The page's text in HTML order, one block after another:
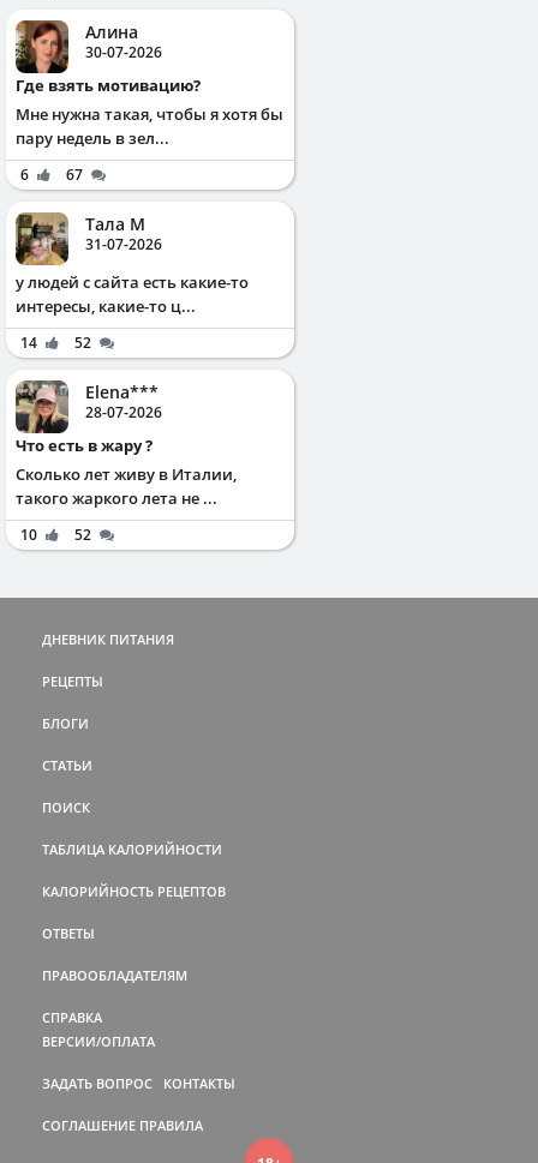
Алина
30-07-2026
Где взять мотивацию?
Мне нужна такая, чтобы я хотя бы
пару недель в зел...
6 67
Тала М
31-07-2026
у людей с сайта есть какие-то
интересы, какие-то ц...
14 52
Elena***
28-07-2026
Что есть в жару ?
Сколько лет живу в Италии,
такого жаркого лета не ...
10 52
ДНЕВНИК ПИТАНИЯ
РЕЦЕПТЫ
БЛОГИ
СТАТЬИ
ПОИСК
ТАБЛИЦА КАЛОРИЙНОСТИ
КАЛОРИЙНОСТЬ РЕЦЕПТОВ
ОТВЕТЫ
ПРАВООБЛАДАТЕЛЯМ
СПРАВКА
ВЕРСИИ/ОПЛАТА
ЗАДАТЬ ВОПРОС КОНТАКТЫ
СОГЛАШЕНИЕ ПРАВИЛА